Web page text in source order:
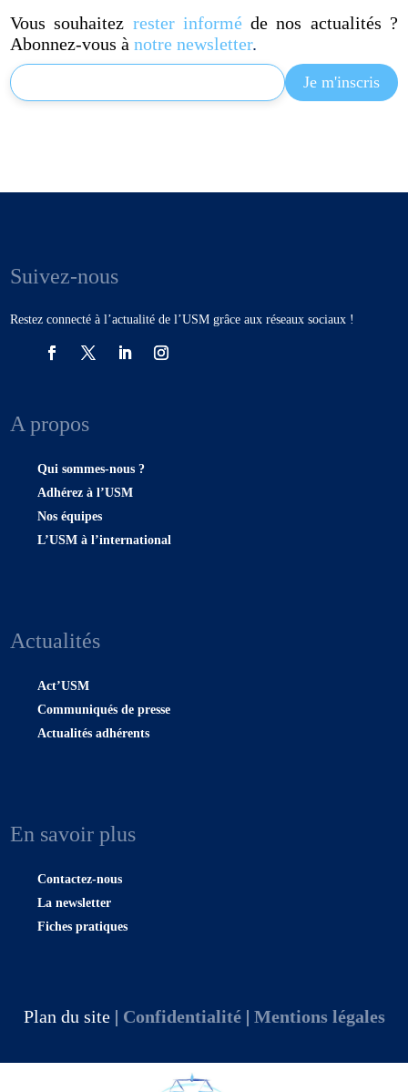
Vous souhaitez rester informéde nos actualités ?
Abonnez-vous ànotre newsletter.
Suivez-nous
Restez connecté à l’actualité de l’USM grâce aux réseaux sociaux !
A propos
Qui sommes-nous ?
Adhérez à l’USM
Nos équipes
L’USM à l’international
Actualités
Act’USM
Communiqués de presse
Actualités adhérents
En savoir plus
Contactez-nous
La newsletter
Fiches pratiques
Plan du site | Confidentialité| Mentions légales